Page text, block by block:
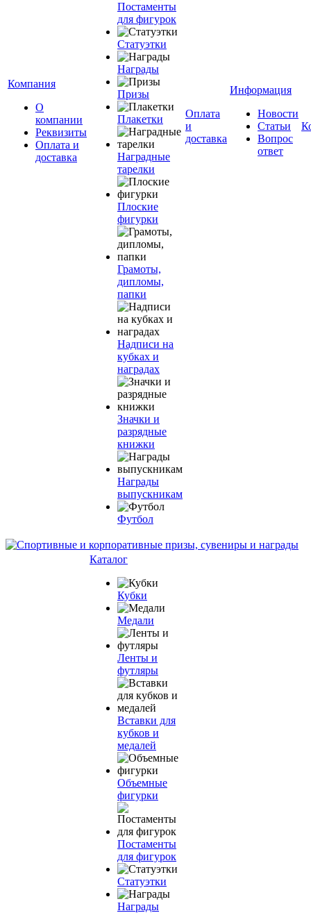
Компания
О
компании
Реквизиты
Оплата и
доставка
Постаменты
для фигурок
Статуэтки
Награды
Призы
Плакетки
Наградные
тарелки
Плоские
фигурки
Грамоты,
дипломы,
папки
Надписи на
кубках и
наградах
Значки и
разрядные
книжки
Награды
выпускникам
Футбол
Оплата
и
доставка
Информация
Новости
Статьи
Вопрос
ответ
Каталог
Кубки
Медали
Ленты и
футляры
Вставки для
кубков и
медалей
Объемные
фигурки
Постаменты
для фигурок
Статуэтки
Награды